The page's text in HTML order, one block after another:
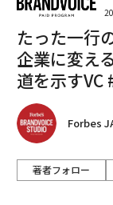
たった一行
企業に変え
道を示すVC
Forbes
著者フォロー